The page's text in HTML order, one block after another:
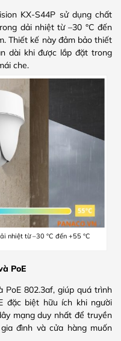
KX-S44P sử dụng chất
dải nhiệt từ –30 °C đến
Thiết kế này đảm bảo thiết
dài khi được lắp đặt trong
che.
nhiệt từ –30 °C đến +55 °C
PoE
PoE 802.3af, giúp quá trình
đặc biệt hữu ích khi người
mạng duy nhất để truyền
đình và cửa hàng muốn